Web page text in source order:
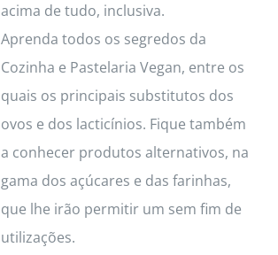
acima de tudo, inclusiva.
Aprenda todos os segredos da
Cozinha e Pastelaria Vegan, entre os
quais os principais substitutos dos
ovos e dos lacticínios. Fique também
a conhecer produtos alternativos, na
gama dos açúcares e das farinhas,
que lhe irão permitir um sem fim de
utilizações.